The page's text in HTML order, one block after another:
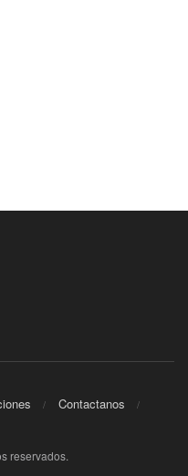
Contactanos
reservados.